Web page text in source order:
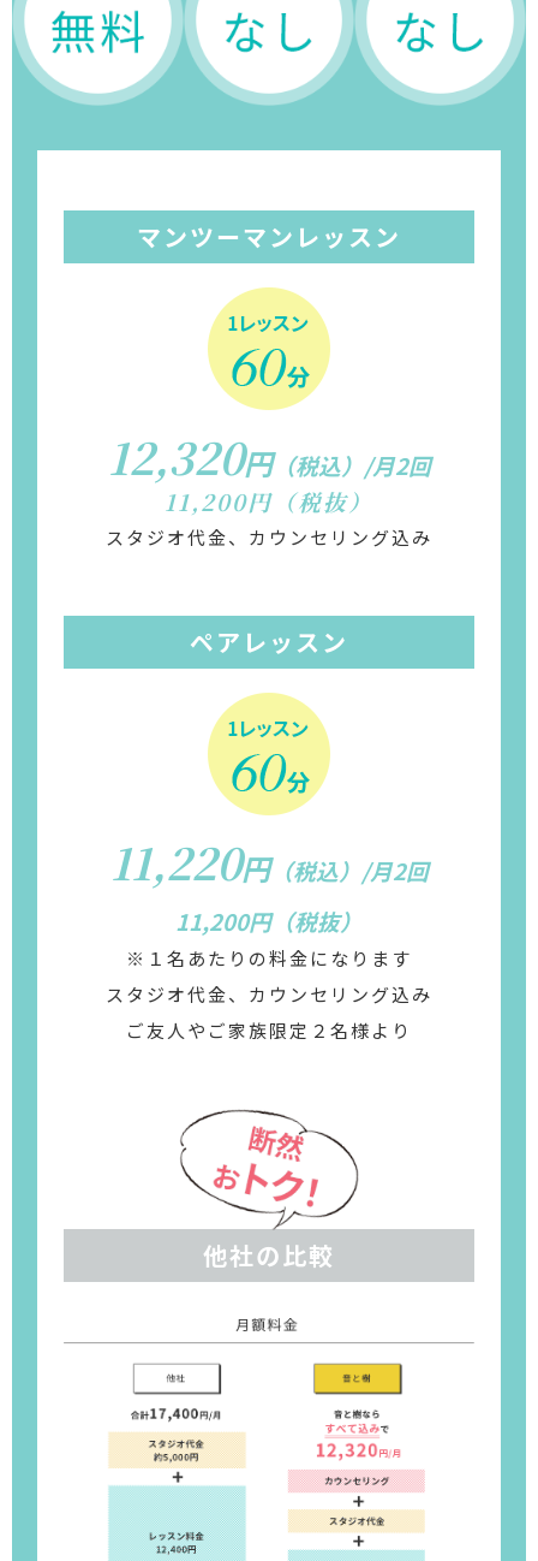
マンツーマンレッスン
12,320円（税込）/月2回
11,200円（税抜）
スタジオ代金、カウンセリング込み
ペアレッスン
11,220円（税込）/月2回
11,200円（税抜）
※１名あたりの料金になります
スタジオ代金、カウンセリング込み
ご友人やご家族限定２名様より
他社の比較